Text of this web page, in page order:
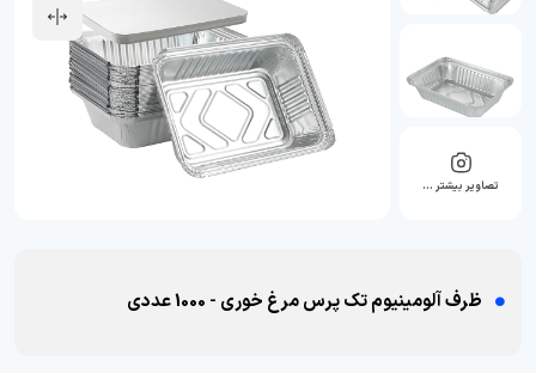
تصاویر بیشتر …
ظرف آلومینیوم تک پرس مرغ خوری - 1000 عددی